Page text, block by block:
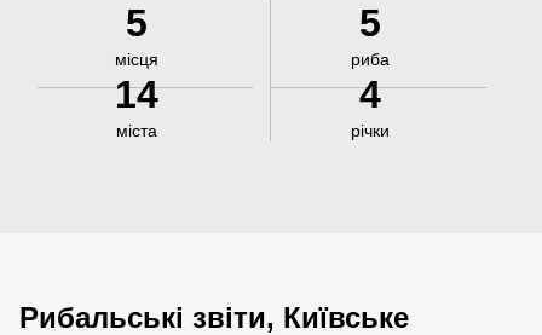
5
місця
5
риба
14
міста
4
річки
Рибальські звіти, Київське